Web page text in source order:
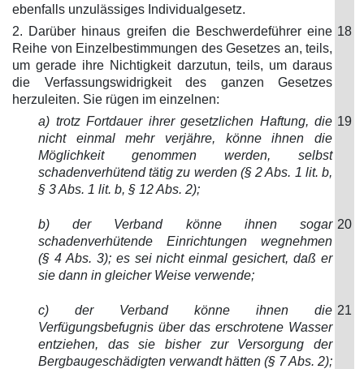
ebenfalls unzulässiges Individualgesetz.
2. Darüber hinaus greifen die Beschwerdeführer eine
Reihe von Einzelbestimmungen des Gesetzes an, teils,
um gerade ihre Nichtigkeit darzutun, teils, um daraus
die Verfassungswidrigkeit des ganzen Gesetzes
herzuleiten. Sie rügen im einzelnen:
18
a) trotz Fortdauer ihrer gesetzlichen Haftung, die
nicht einmal mehr verjähre, könne ihnen die
Möglichkeit genommen werden, selbst
schadenverhütend tätig zu werden (§ 2 Abs. 1 lit. b,
§ 3 Abs. 1 lit. b, § 12 Abs. 2);
19
b) der Verband könne ihnen sogar
schadenverhütende Einrichtungen wegnehmen
(§ 4 Abs. 3); es sei nicht einmal gesichert, daß er
sie dann in gleicher Weise verwende;
20
c) der Verband könne ihnen die
Verfügungsbefugnis über das erschrotene Wasser
entziehen, das sie bisher zur Versorgung der
Bergbaugeschädigten verwandt hätten (§ 7 Abs. 2);
21